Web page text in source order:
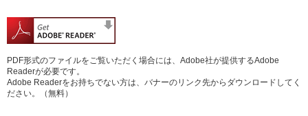
PDF形式のファイルをご覧いただく場合には、Adobe社が提供するAdobe
Readerが必要です。
Adobe Readerをお持ちでない方は、バナーのリンク先からダウンロードしてく
ださい。（無料）